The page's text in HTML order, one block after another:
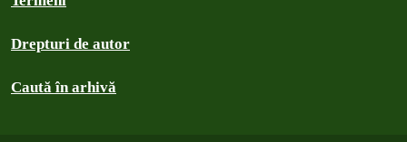
Drepturi de autor
Caută în arhivă